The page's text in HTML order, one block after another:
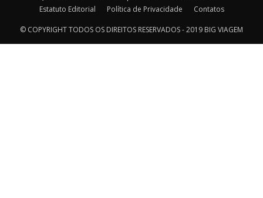
Estatuto Editorial
Política de Privacidade Contatos
© COPYRIGHT TODOS OS DIREITOS RESERVADOS - 2019 BIG VIAGEM